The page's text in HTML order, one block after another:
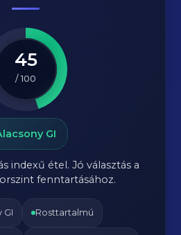
45
/ 100
GI
indexű étel. Jó választás a
fenntartásához.
GI Rosttartalmú